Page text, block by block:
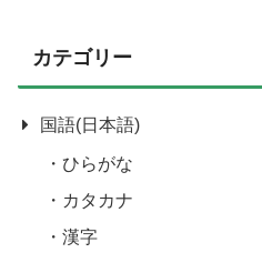
カテゴリー
国語(日本語)
ひらがな
カタカナ
漢字